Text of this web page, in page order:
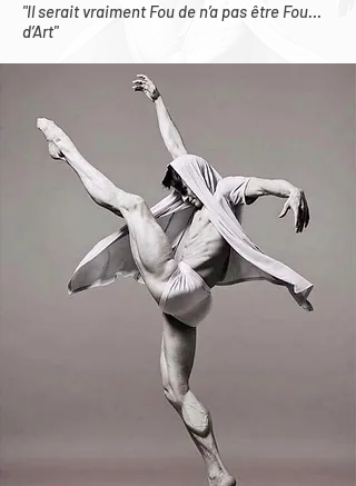
"Il serait vraiment Fou de n’a pas être Fou…
d’Art"